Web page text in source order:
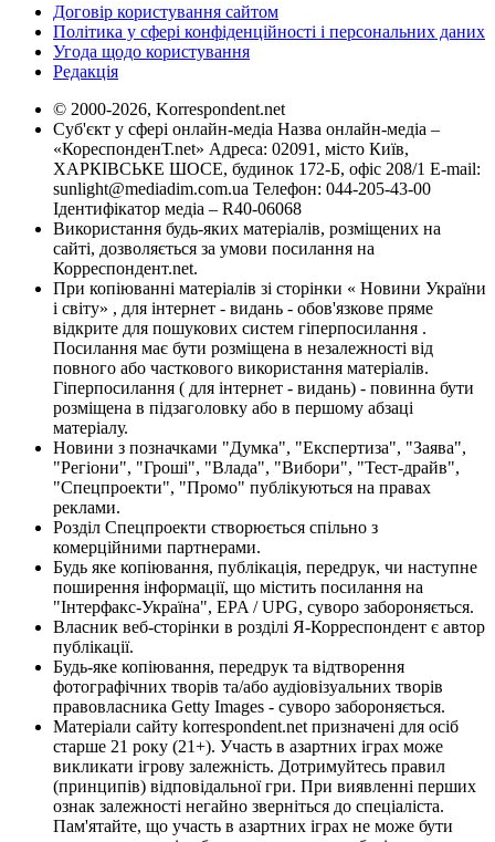
Договір користування сайтом
Політика у сфері конфіденційності і персональних даних
Угода щодо користування
Редакція
© 2000-2026, Korrespondent.net
Суб'єкт у сфері онлайн-медіа Назва онлайн-медіа –
«КореспонденТ.net» Адреса: 02091, місто Київ,
ХАРКІВСЬКЕ ШОСЕ, будинок 172-Б, офіс 208/1 E-mail:
sunlight@mediadim.com.ua Телефон: 044-205-43-00
Ідентифікатор медіа – R40-06068
Використання будь-яких матеріалів, розміщених на
сайті, дозволяється за умови посилання на
Корреспондент.net.
При копіюванні матеріалів зі сторінки « Новини України
і світу» , для інтернет - видань - обов'язкове пряме
відкрите для пошукових систем гіперпосилання .
Посилання має бути розміщена в незалежності від
повного або часткового використання матеріалів.
Гіперпосилання ( для інтернет - видань) - повинна бути
розміщена в підзаголовку або в першому абзаці
матеріалу.
Новини з позначками "Думка", "Експертиза", "Заява",
"Регіони", "Гроші", "Влада", "Вибори", "Тест-драйв",
"Спецпроекти", "Промо" публікуються на правах
реклами.
Розділ Спецпроекти створюється спільно з
комерційними партнерами.
Будь яке копіювання, публікація, передрук, чи наступне
поширення інформації, що містить посилання на
"Інтерфакс-Україна", EPA / UPG, суворо забороняється.
Власник веб-сторінки в розділі Я-Корреспондент є автор
публікації.
Будь-яке копіювання, передрук та відтворення
фотографічних творів та/або аудіовізуальних творів
правовласника Getty Images - суворо забороняється.
Матеріали сайту korrespondent.net призначені для осіб
старше 21 року (21+). Участь в азартних іграх може
викликати ігрову залежність. Дотримуйтесь правил
(принципів) відповідальної гри. При виявленні перших
ознак залежності негайно зверніться до спеціаліста.
Пам'ятайте, що участь в азартних іграх не може бути